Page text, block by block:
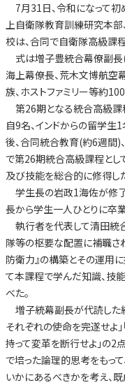
7月31日、令和になって初
上自衛隊教育訓練研究本部
校は、合同で自衛隊高級課
式は増子豊統合幕僚副長
海上幕僚長、荒木文博航空
族、ホストファミリー等約
第26期となる統合高級課
自9名、インドからの留学
後、合同統合教育(約6週間)
で第26期統合高級課程と
及び技能を総合的に修得し
学生長の岩政1海佐が修
長から学生一人ひとりに卒
執行者を代表して清田統
隊等の枢要な配置に補職さ
防衛力』の構築とその運用
て本課程で学んだ知識、技
べた。
増子統幕副長が代読した
それぞれの使命を完遂せよ
持って変革を断行せよ」の2
で培った論理的思考をもっ
いかにあるべきかを考え、